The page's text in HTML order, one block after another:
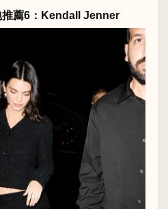
薦6：Kendall Jenner